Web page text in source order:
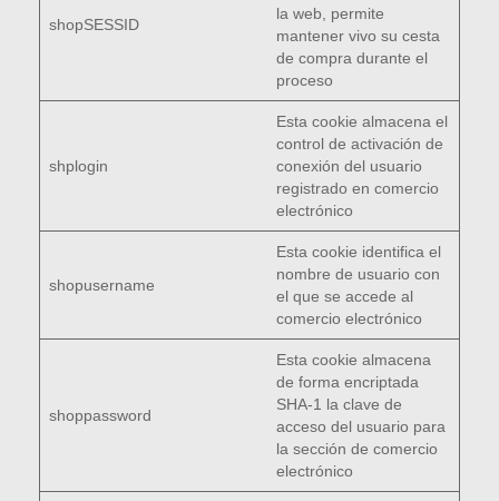
shopSESSID
la web, permite
mantener vivo su cesta
de compra durante el
proceso
shplogin
Esta cookie almacena el
control de activación de
conexión del usuario
registrado en comercio
electrónico
shopusername
Esta cookie identifica el
nombre de usuario con
el que se accede al
comercio electrónico
shoppassword
Esta cookie almacena
de forma encriptada
SHA-1 la clave de
acceso del usuario para
la sección de comercio
electrónico